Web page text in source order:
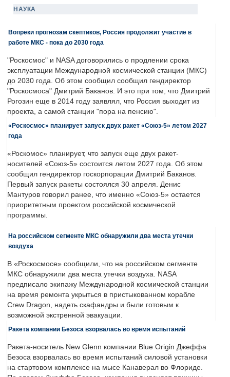
НАУКА
Вопреки прогнозам скептиков, Россия продолжит участие в
работе МКС - пока до 2030 года
"Роскосмос" и NASA договорились о продлении срока
эксплуатации Международной космической станции (МКС)
до 2030 года. Об этом сообщил сообщил гендиректор
"Роскосмоса" Дмитрий Баканов. И это при том, что Дмитрий
Рогозин еще в 2014 году заявлял, что Россия выходит из
проекта, а самой станции "пора на пенсию".
«Роскосмос» планирует запуск двух ракет «Союз-5» летом 2027
года
«Роскомос» планирует, что запуск еще двух ракет-
носителей «Союз-5» состоится летом 2027 года. Об этом
сообщил гендиректор госкорпорации Дмитрий Баканов.
Первый запуск ракеты состоялся 30 апреля. Денис
Мантуров говорил ранее, что именно «Союз-5» остается
приоритетным проектом российской космической
программы.
На российском сегменте МКС обнаружили два места утечки
воздуха
В «Роскосмосе» сообщили, что на российском сегменте
МКС обнаружили два места утечки воздуха. NASA
предписало экипажу Международной космической станции
на время ремонта укрыться в пристыкованном корабле
Crew Dragon, надеть скафандры и были готовым к
возможной экстренной эвакуации.
Ракета компании Безоса взорвалась во время испытаний
Ракета-носитель New Glenn компании Blue Origin Джеффа
Безоса взорвалась во время испытаний силовой установки
на стартовом комплексе на мысе Канаверал во Флориде.